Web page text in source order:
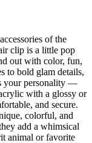
of the
clip is a little pop
out with color, fun,
to bold glam details,
your personality —
with a glossy or
and secure.
colorful, and
add a whimsical
animal or favorite